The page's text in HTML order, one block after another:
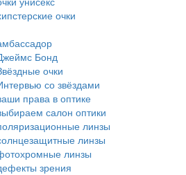
очки
Бонд
очки
со звёздами
права в оптике
салон оптики
линзы
линзы
линзы
зрения